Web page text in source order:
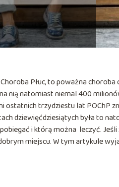
Płuc, to poważna
nią natomiast niemal 400
trzydziestu lat POChP
dziewięćdziesiątych była to
i którą można leczyć.
miejscu. W tym artykule